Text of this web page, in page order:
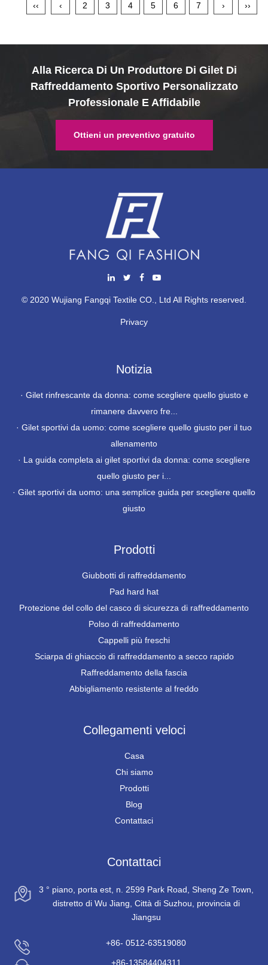
‹‹ ‹ 2 3 4 5 6 7 › ››
Alla Ricerca Di Un Produttore Di Gilet Di
Raffreddamento Sportivo Personalizzato
Professionale E Affidabile
Ottieni un preventivo gratuito
© 2020 Wujiang Fangqi Textile CO., Ltd All Rights reserved.
Privacy
Notizia
· Gilet rinfrescante da donna: come scegliere quello giusto e
rimanere davvero fre...
· Gilet sportivi da uomo: come scegliere quello giusto per il tuo
allenamento
· La guida completa ai gilet sportivi da donna: come scegliere
quello giusto per i...
· Gilet sportivi da uomo: una semplice guida per scegliere quello
giusto
Prodotti
Giubbotti di raffreddamento
Pad hard hat
Protezione del collo del casco di sicurezza di raffreddamento
Polso di raffreddamento
Cappelli più freschi
Sciarpa di ghiaccio di raffreddamento a secco rapido
Raffreddamento della fascia
Abbigliamento resistente al freddo
Collegamenti veloci
Casa
Chi siamo
Prodotti
Blog
Contattaci
Contattaci
3 ° piano, porta est, n. 2599 Park Road, Sheng Ze Town,
distretto di Wu Jiang, Città di Suzhou, provincia di
Jiangsu
+86- 0512-63519080
+86-13584404311